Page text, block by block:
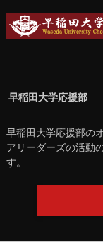
早稲田大学応援部
早稲田大学応援部の
アリーダーズの活動
す。